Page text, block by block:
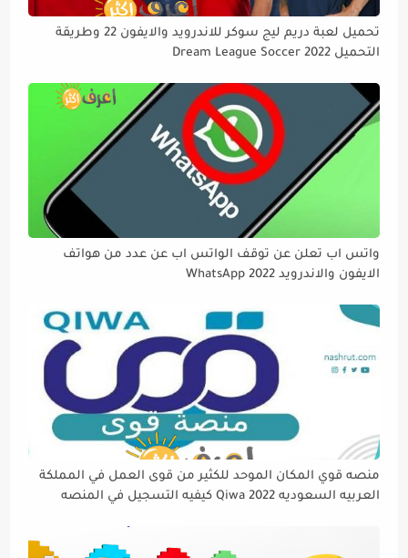
تحميل لعبة دريم ليج سوكر للاندرويد والايفون 22 وطريقة
التحميل Dream League Soccer 2022
واتس اب تعلن عن توقف الواتس اب عن عدد من هواتف
الايفون والاندرويد WhatsApp 2022
منصه قوي المكان الموحد للكثير من قوى العمل في المملكة
العربيه السعوديه Qiwa 2022 كيفيه التسجيل في المنصه